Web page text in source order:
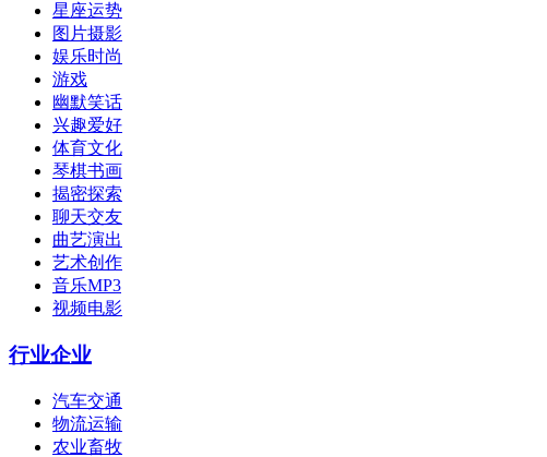
星座运势
图片摄影
娱乐时尚
游戏
幽默笑话
兴趣爱好
体育文化
琴棋书画
揭密探索
聊天交友
曲艺演出
艺术创作
音乐MP3
视频电影
行业企业
汽车交通
物流运输
农业畜牧